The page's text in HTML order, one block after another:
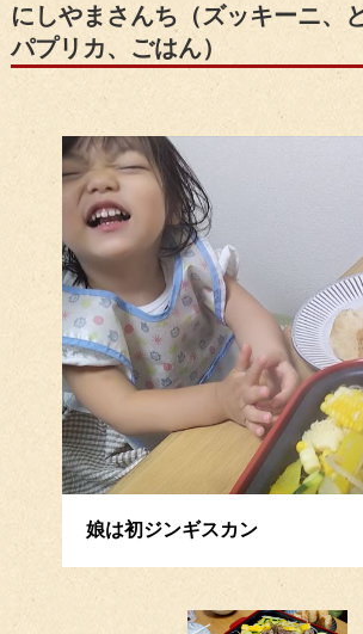
にしやまさんち（ズッキーニ、
パプリカ、ごはん）
娘は初ジンギスカン